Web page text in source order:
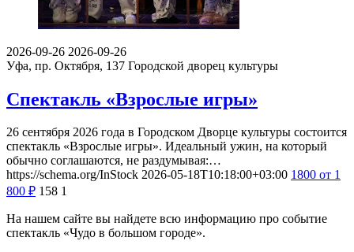
2026-09-26 2026-09-26
Уфа, пр. Октября, 137 Городской дворец культуры
Спектакль «Взрослые игры»
26 сентября 2026 года в Городском Дворце культуры состоится
спектакль «Взрослые игры». Идеальный ужин, на который
обычно соглашаются, не раздумывая:…
https://schema.org/InStock 2026-05-18T10:18:00+03:00 1800 от 1
800 ₽ 158 1
На нашем сайте вы найдете всю информацию про событие
спектакль «Чудо в большом городе».